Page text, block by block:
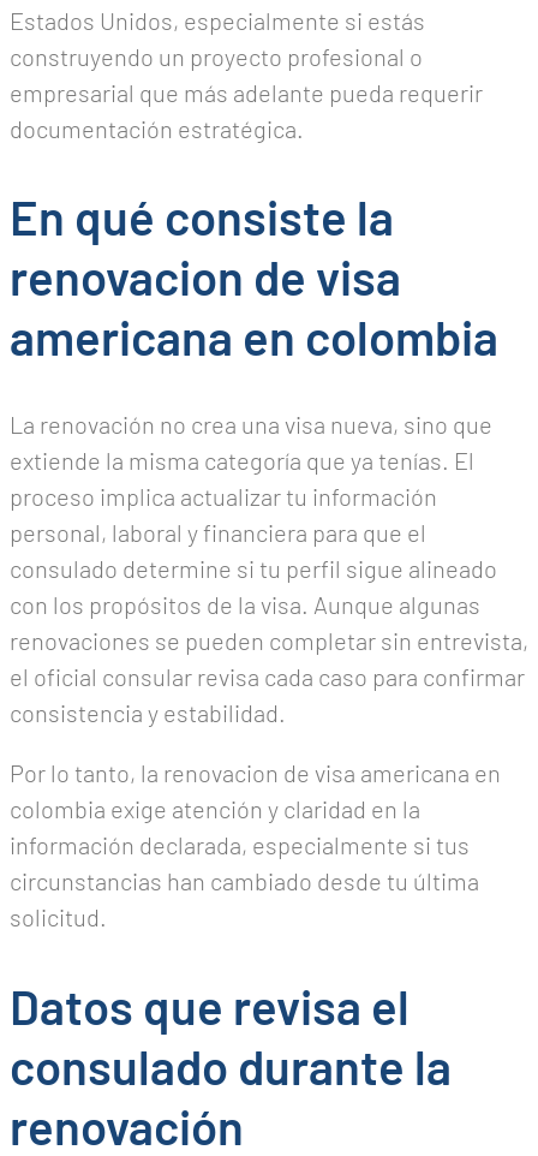
Estados Unidos, especialmente si estás
construyendo un proyecto profesional o
empresarial que más adelante pueda requerir
documentación estratégica.
En qué consiste la
renovacion de visa
americana en colombia
La renovación no crea una visa nueva, sino que
extiende la misma categoría que ya tenías. El
proceso implica actualizar tu información
personal, laboral y financiera para que el
consulado determine si tu perfil sigue alineado
con los propósitos de la visa. Aunque algunas
renovaciones se pueden completar sin entrevista,
el oficial consular revisa cada caso para confirmar
consistencia y estabilidad.
Por lo tanto, la renovacion de visa americana en
colombia exige atención y claridad en la
información declarada, especialmente si tus
circunstancias han cambiado desde tu última
solicitud.
Datos que revisa el
consulado durante la
renovación